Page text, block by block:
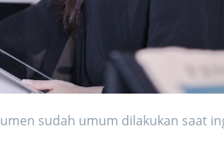
sudah umum dilakukan saat